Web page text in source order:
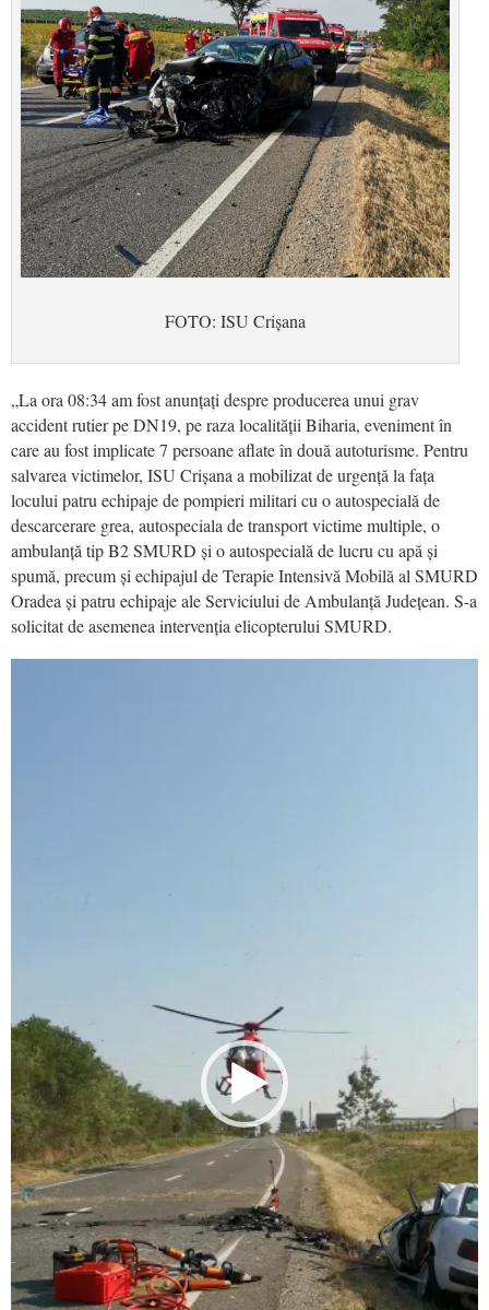
FOTO: ISU Crișana
„La ora 08:34 am fost anunțați despre producerea unui grav
accident rutier pe DN19, pe raza localității Biharia, eveniment în
care au fost implicate 7 persoane aflate în două autoturisme. Pentru
salvarea victimelor, ISU Crișana a mobilizat de urgență la fața
locului patru echipaje de pompieri militari cu o autospecială de
descarcerare grea, autospeciala de transport victime multiple, o
ambulanță tip B2 SMURD și o autospecială de lucru cu apă și
spumă, precum și echipajul de Terapie Intensivă Mobilă al SMURD
Oradea și patru echipaje ale Serviciului de Ambulanță Județean. S-a
solicitat de asemenea intervenția elicopterului SMURD.